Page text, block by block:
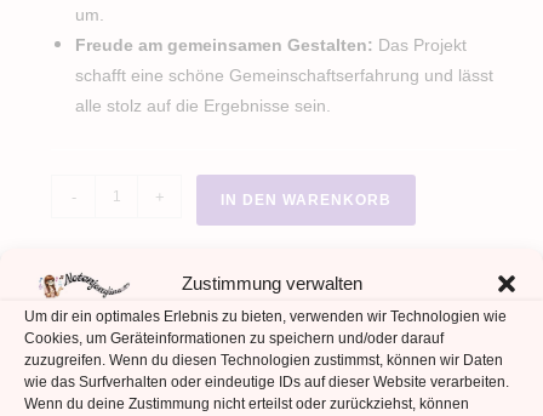
Zustimmung verwalten
Um dir ein optimales Erlebnis zu bieten, verwenden wir Technologien wie
Cookies, um Geräteinformationen zu speichern und/oder darauf
zuzugreifen. Wenn du diesen Technologien zustimmst, können wir Daten
wie das Surfverhalten oder eindeutige IDs auf dieser Website verarbeiten.
Wenn du deine Zustimmung nicht erteilst oder zurückziehst, können
um.
Freude am gemeinsamen Gestalten: Das Projekt
schafft eine schöne Gemeinschaftserfahrung und lässt
alle stolz auf die Ergebnisse sein.
Tannenbäume
- + IN DEN WARENKORB
Kategorien: Ausmalbilder,Basteln
Schlagwörter:1. Klasse,3. Klasse,Grundschule,Mal- und
Bastelvorlagen